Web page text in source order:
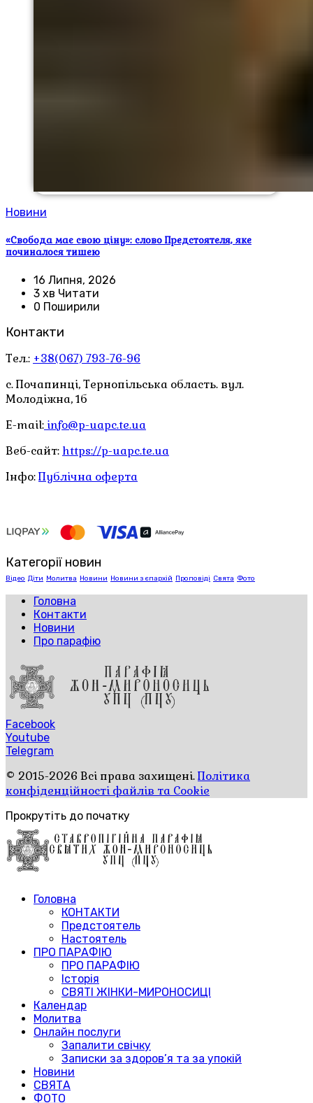
Новини
«Свобода має свою ціну»: слово Предстоятеля, яке
починалося тишею
16 Липня, 2026
3 хв Читати
0 Поширили
Контакти
Тел.: +38(067) 793-76-96
с. Почапинці, Тернопільська область. вул.
Молодіжна, 1б
E-mail: info@p-uapc.te.ua
Веб-сайт: https://p-uapc.te.ua
Інфо:Публічна оферта
Категорії новин
Відео Діти Молитва Новини Новини з єпархій Проповіді Свята Фото
Головна
Контакти
Новини
Про парафію
Facebook
Youtube
Telegram
© 2015-2026 Всі права захищені.Політика
конфіденційності файлів та Cookie
Прокрутіть до початку
Головна
КОНТАКТИ
Предстоятель
Настоятель
ПРО ПАРАФІЮ
ПРО ПАРАФІЮ
Історія
СВЯТІ ЖІНКИ-МИРОНОСИЦІ
Календар
Молитва
Онлайн послуги
Запалити свічку
Записки за здоров’я та за упокій
Новини
СВЯТА
ФОТО